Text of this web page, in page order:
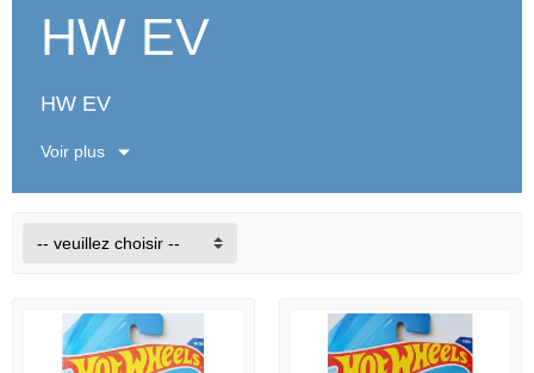
HW EV
HW EV
Voir plus
-- veuillez choisir --